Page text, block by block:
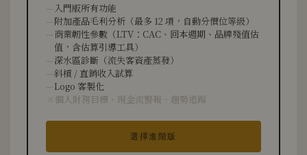
入門版所有功能
附加產品毛利分析（最多 12 項，自動分價位等級）
商業韌性參數（LTV：CAC、回本週期、品牌殘值估
值，含估算引導工具）
深水區診斷（流失客資產蒸發）
斜槓 / 直銷收入試算
Logo 客製化
個人財務目標、現金流警報、趨勢追蹤
選擇進階版